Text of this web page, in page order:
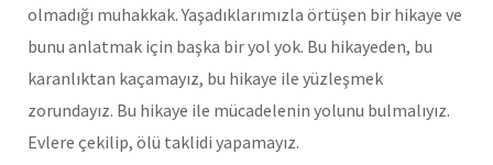
olmadığı muhakkak. Yaşadıklarımızla örtüşen bir hikaye ve
bunu anlatmak için başka bir yol yok. Bu hikayeden, bu
karanlıktan kaçamayız, bu hikaye ile yüzleşmek
zorundayız. Bu hikaye ile mücadelenin yolunu bulmalıyız.
Evlere çekilip, ölü taklidi yapamayız.